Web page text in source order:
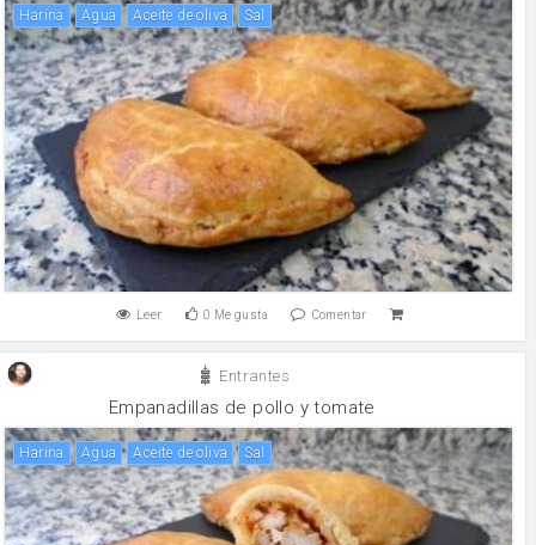
harina agua aceite de oliva sal
Leer 0 Me gusta Comentar
Entrantes
Empanadillas de pollo y tomate
harina agua aceite de oliva sal